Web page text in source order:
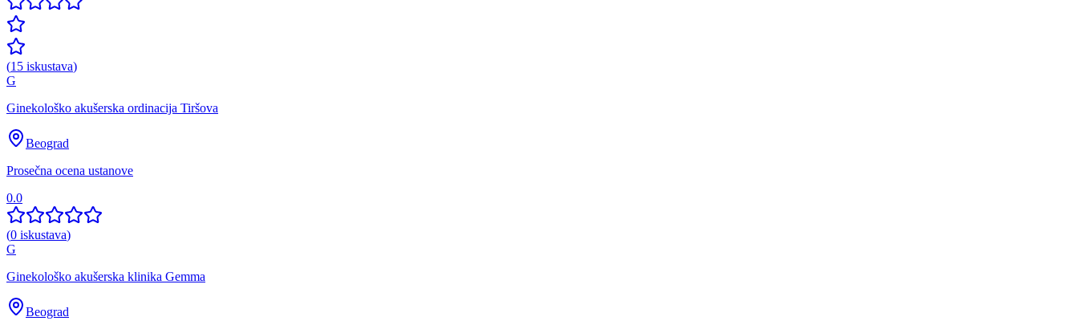
(15 iskustava)
G
Ginekološko akušerska ordinacija Tiršova
Beograd
Prosečna ocena ustanove
0.0
(0 iskustava)
G
Ginekološko akušerska klinika Gemma
Beograd